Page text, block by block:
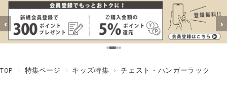
‹ ›
TOP 特集ページ キッズ特集 チェスト・ハンガーラック